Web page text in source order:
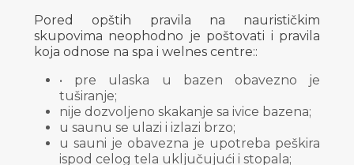
Pored opštih pravila na naurističkim
skupovima neophodno je poštovati i pravila
koja odnose na spa i welnes centre::
• pre ulaska u bazen obavezno je
tuširanje;
nije dozvoljeno skakanje sa ivice bazena;
u saunu se ulazi i izlazi brzo;
u sauni je obavezna je upotreba peškira
ispod celog tela uključujući i stopala;